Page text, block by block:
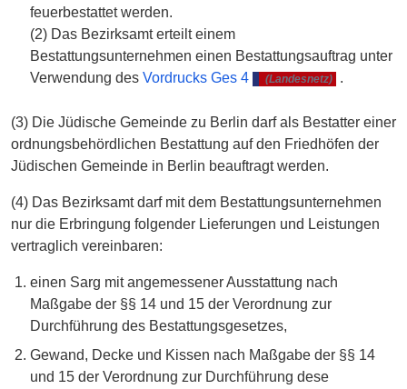
feuerbestattet werden.
(2) Das Bezirksamt erteilt einem
Bestattungsunternehmen einen Bestattungsauftrag unter
Verwendung desVordrucks Ges 4 .
(3) Die Jüdische Gemeinde zu Berlin darf als Bestatter einer
ordnungsbehördlichen Bestattung auf den Friedhöfen der
Jüdischen Gemeinde in Berlin beauftragt werden.
(4) Das Bezirksamt darf mit dem Bestattungsunternehmen
nur die Erbringung folgender Lieferungen und Leistungen
vertraglich vereinbaren:
einen Sarg mit angemessener Ausstattung nach
Maßgabe der §§ 14 und 15 der Verordnung zur
Durchführung des Bestattungsgesetzes,
Gewand, Decke und Kissen nach Maßgabe der §§ 14
und 15 der Verordnung zur Durchführung dese